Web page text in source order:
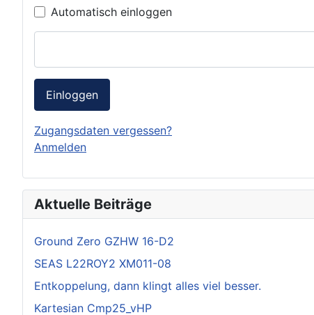
Automatisch einloggen
Einloggen
Zugangsdaten vergessen?
Anmelden
Aktuelle Beiträge
Ground Zero GZHW 16-D2
SEAS L22ROY2 XM011-08
Entkoppelung, dann klingt alles viel besser.
Kartesian Cmp25_vHP